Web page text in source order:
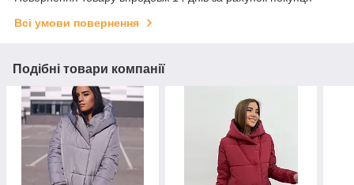
Всі умови повернення
Подібні товари компанії